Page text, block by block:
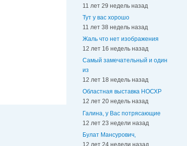
11 лет 29 недель назад
Тут у вас хорошо
11 лет 38 недель назад
Жаль что нет изображения
12 лет 16 недель назад
Самый замечательный и один
из
12 лет 18 недель назад
Областная выставка НОСХР
12 лет 20 недель назад
Галина, у Вас потрясающие
12 лет 23 недели назад
Булат Мансурович,
12 лет 24 недели назад